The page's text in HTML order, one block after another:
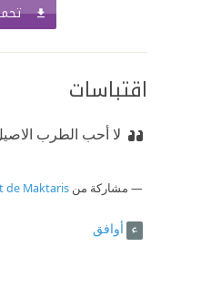
اقتباسات
لا أحب الطرب
مشاركة منde Maktaris
أوافق